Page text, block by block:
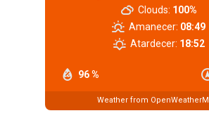
96 %
Clouds: 100%
Amanecer: 08:49
Atardecer: 18:52
Weather from